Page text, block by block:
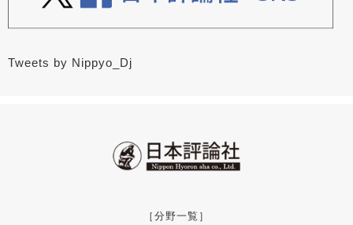
Tweets by Nippyo_Dj
［分野一覧］